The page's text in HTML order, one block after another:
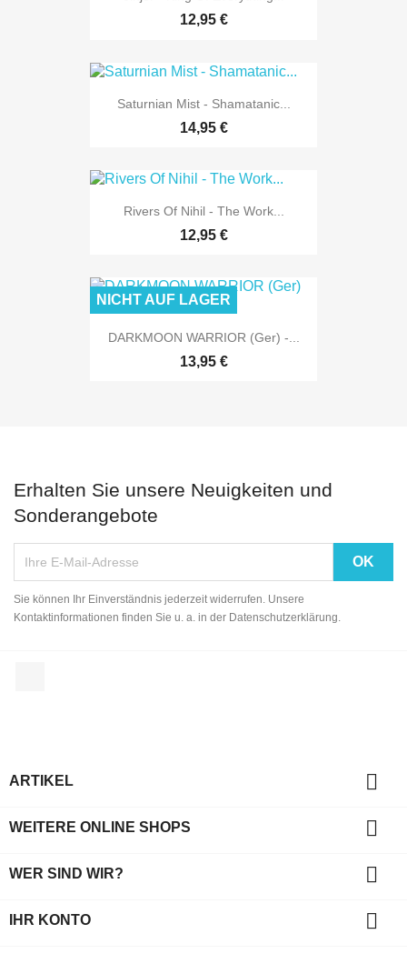
12,95 €
Saturnian Mist - Shamatanic...
14,95 €
Rivers Of Nihil - The Work...
12,95 €
DARKMOON WARRIOR (Ger) -...
13,95 €
NICHT AUF LAGER
Erhalten Sie unsere Neuigkeiten und
Sonderangebote
Sie können Ihr Einverständnis jederzeit widerrufen. Unsere
Kontaktinformationen finden Sie u. a. in der Datenschutzerklärung.
ARTIKEL 
WEITERE ONLINE SHOPS 
WER SIND WIR? 
IHR KONTO 